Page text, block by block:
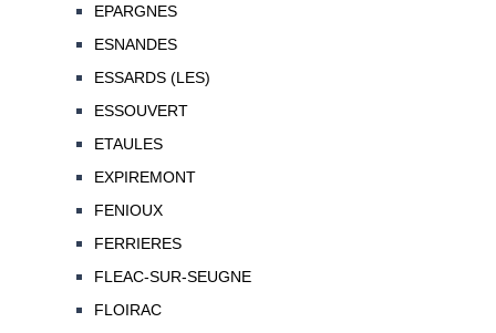
EPARGNES
ESNANDES
ESSARDS (LES)
ESSOUVERT
ETAULES
EXPIREMONT
FENIOUX
FERRIERES
FLEAC-SUR-SEUGNE
FLOIRAC